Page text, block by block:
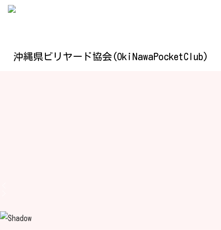
沖縄県ビリヤード協会(OkiNawaPocketClub)